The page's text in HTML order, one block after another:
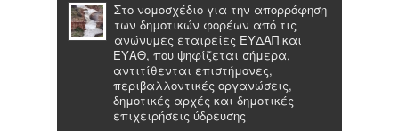
Στο νομοσχέδιο για την απορρόφηση
των δημοτικών φορέων από τις
ανώνυμες εταιρείες ΕΥΔΑΠ και
ΕΥΑΘ, που ψηφίζεται σήμερα,
αντιτίθενται επιστήμονες,
περιβαλλοντικές οργανώσεις,
δημοτικές αρχές και δημοτικές
επιχειρήσεις ύδρευσης